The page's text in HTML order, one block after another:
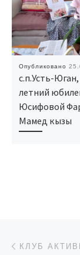
Опубликовано
с.п.Усть-Юган,
летний
Юсифовой
Мамед кызы